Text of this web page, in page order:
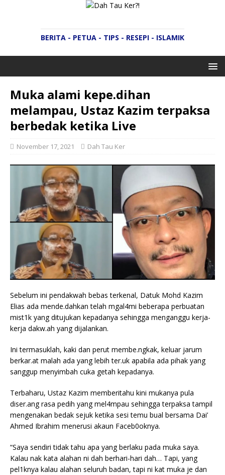
BERITA - PETUA - TIPS - RESEPI - ISLAMIK
Muka alami kepe.dihan
melampau, Ustaz Kazim terpaksa
berbedak ketika Live
November 17, 2021 Dah Tau Ker
Sebelum ini pendakwah bebas terkenal, Datuk Mohd Kazim
Elias ada mende.dahkan telah mgal4mi beberapa perbuatan
mist1k yang ditujukan kepadanya sehingga menganggu kerja-
kerja dakw.ah yang dijalankan.
Ini termasuklah, kaki dan perut membe.ngkak, keluar jarum
berkar.at malah ada yang lebih ter.uk apabila ada pihak yang
sanggup menyimbah cuka getah kepadanya.
Terbaharu, Ustaz Kazim memberitahu kini mukanya pula
diser.ang rasa pedih yang mel4mpau sehingga terpaksa tampil
mengenakan bedak sejuk ketika sesi temu bual bersama Dai’
Ahmed Ibrahim menerusi akaun Faceb0oknya.
“Saya sendiri tidak tahu apa yang berlaku pada muka saya.
Kalau nak kata alahan ni dah berhari-hari dah… Tapi, yang
pel1knya kalau alahan seluruh badan, tapi ni kat muka je dan